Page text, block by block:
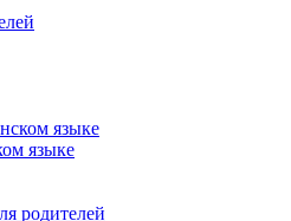
языке
языке
родителей